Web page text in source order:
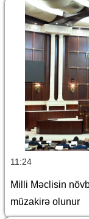
11:24
Milli Məclisin
müzakirə olunur